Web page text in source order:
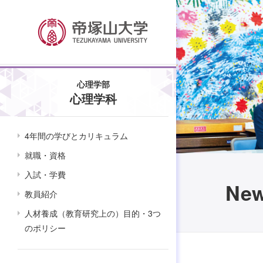
心理学部
心理学科
4年間の学びとカリキュラム
就職・資格
入試・学費
教員紹介
人材養成（教育研究上の）目的・3つ
のポリシー